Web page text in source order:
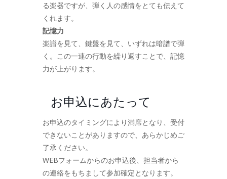
る楽器ですが、弾く人の感情をとても伝えて
くれます。
記憶力
楽譜を見て、鍵盤を見て、いずれは暗譜で弾
く。この一連の行動を繰り返すことで、記憶
力が上がります。
お申込にあたって
お申込のタイミングにより満席となり、受付
できないことがありますので、あらかじめご
了承ください。
WEBフォームからのお申込後、担当者から
の連絡をもちまして参加確定となります。